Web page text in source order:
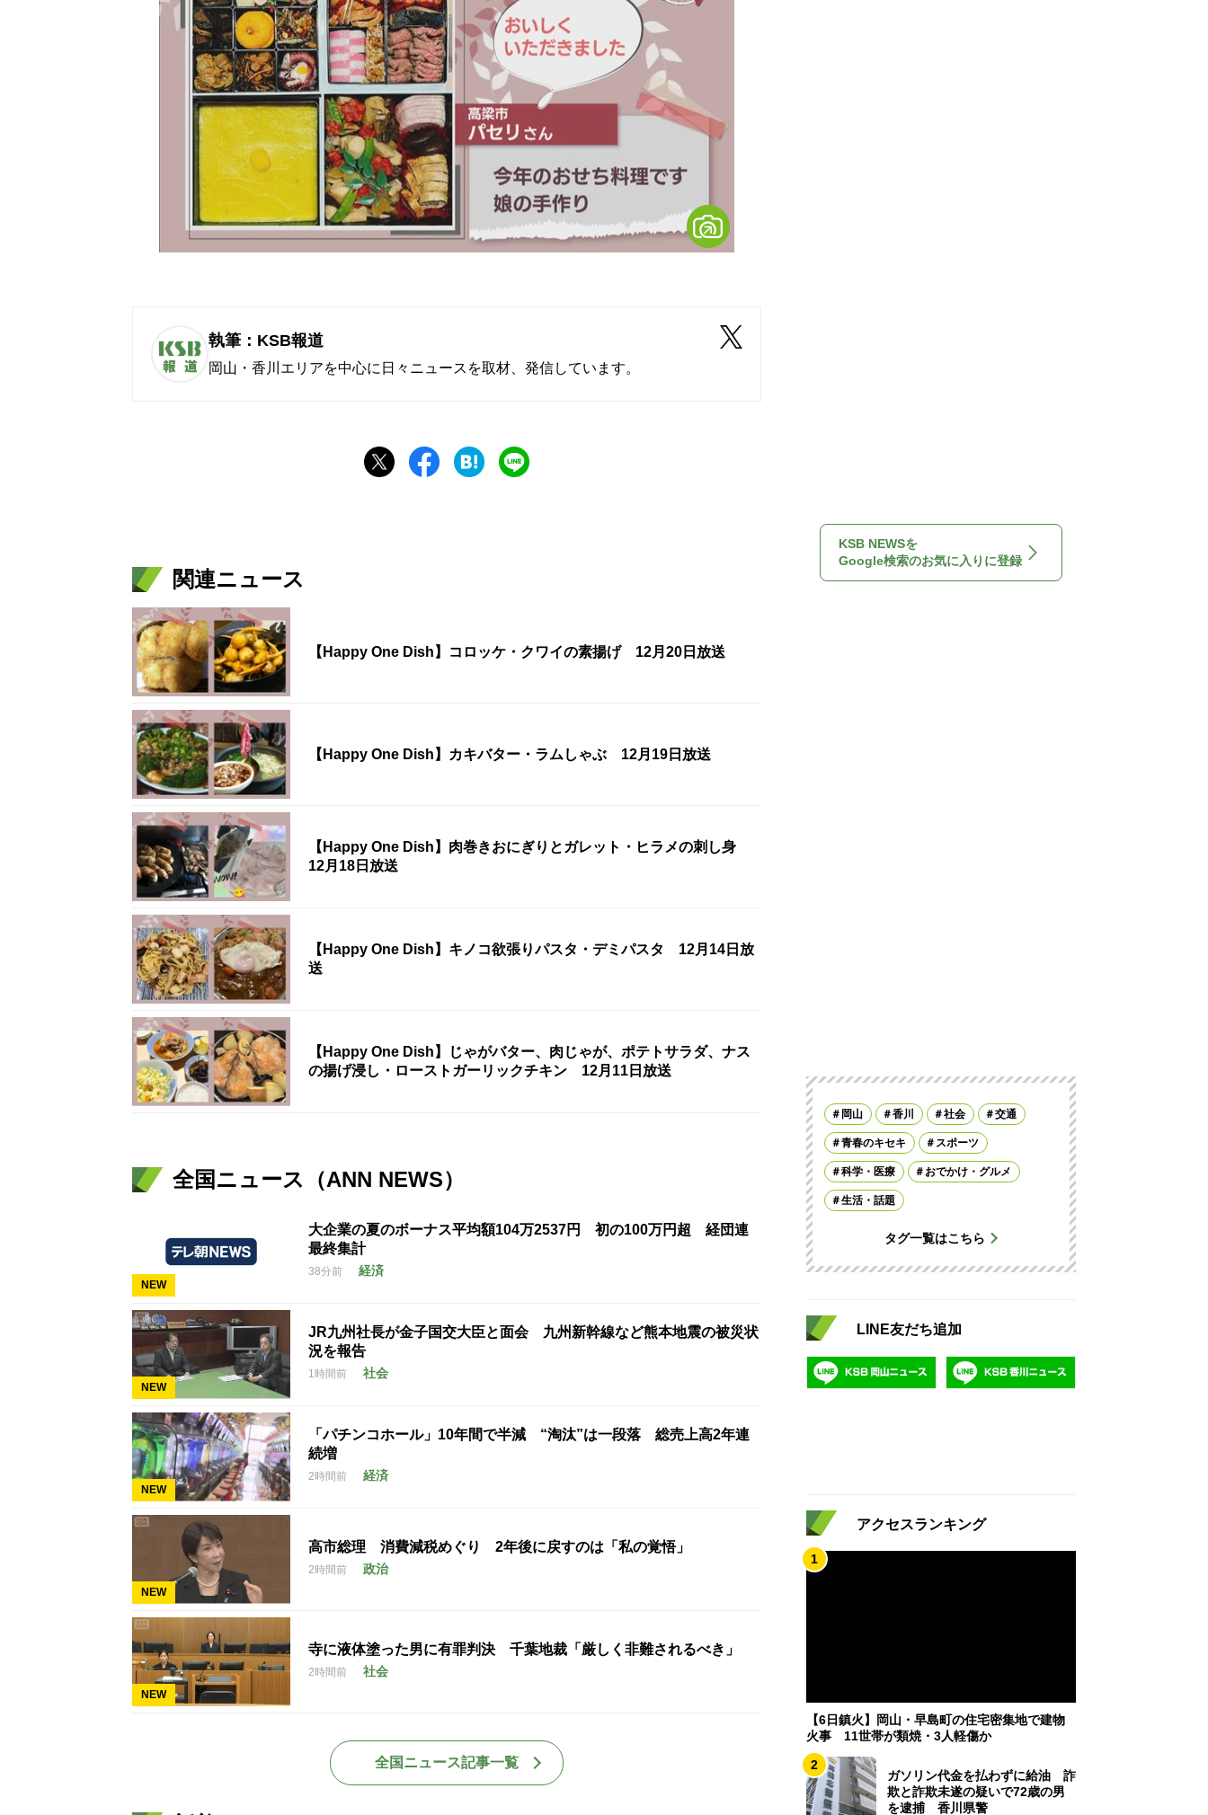
執筆：KSB報道
岡山・香川エリアを中心に日々ニュースを取材、発信しています。
関連ニュース
【Happy One Dish】コロッケ・クワイの素揚げ 12月20日放送
【Happy One Dish】カキバター・ラムしゃぶ 12月19日放送
【Happy One Dish】肉巻きおにぎりとガレット・ヒラメの刺し身
12月18日放送
【Happy One Dish】キノコ欲張りパスタ・デミパスタ 12月14日放
送
【Happy One Dish】じゃがバター、肉じゃが、ポテトサラダ、ナス
の揚げ浸し・ローストガーリックチキン 12月11日放送
全国ニュース（ANN NEWS）
NEW
大企業の夏のボーナス平均額104万2537円 初の100万円超 経団連
最終集計
38分前 経済
NEW
JR九州社長が金子国交大臣と面会 九州新幹線など熊本地震の被災状
況を報告
1時間前 社会
NEW
「パチンコホール」10年間で半減 “淘汰”は一段落 総売上高2年連
続増
2時間前 経済
NEW
高市総理 消費減税めぐり 2年後に戻すのは「私の覚悟」
2時間前 政治
NEW
寺に液体塗った男に有罪判決 千葉地裁「厳しく非難されるべき」
2時間前 社会
全国ニュース記事一覧
KSB NEWSを
Google検索のお気に入りに登録
岡山 香川 社会 交通
青春のキセキ スポーツ
科学・医療 おでかけ・グルメ
生活・話題
タグ一覧はこちら
LINE友だち追加
アクセスランキング
1
【6日鎮火】岡山・早島町の住宅密集地で建物
火事 11世帯が類焼・3人軽傷か
2
ガソリン代金を払わずに給油 詐
欺と詐欺未遂の疑いで72歳の男
を逮捕 香川県警